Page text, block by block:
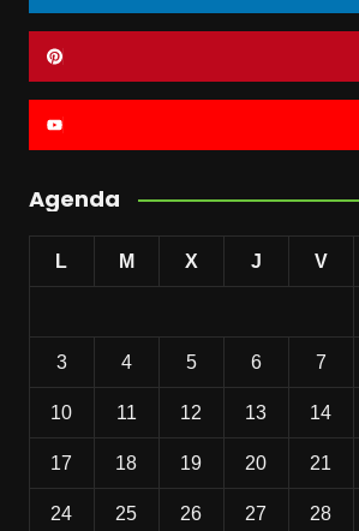
Agenda
L M X J V
3 4 5 6 7
10 11 12 13 14
17 18 19 20 21
24 25 26 27 28